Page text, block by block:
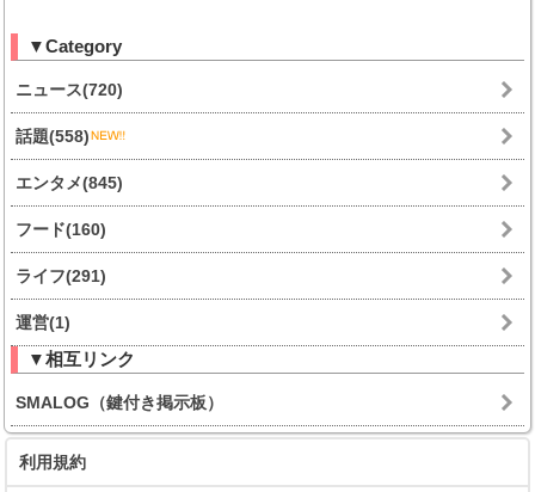
▼Category
ニュース(720)
話題(558)
エンタメ(845)
フード(160)
ライフ(291)
運営(1)
▼相互リンク
SMALOG（鍵付き掲示板）
利用規約